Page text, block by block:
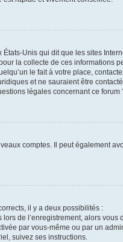
Unis qui dit que les sites
la collecte de ces informations
le fait à votre place,
et ne sauraient être
légales concernant ce forum
comptes. Il peut également
il y a deux possibilités :
de l’enregistrement, alors
par vous-même ou par un
suivez ses instructions.